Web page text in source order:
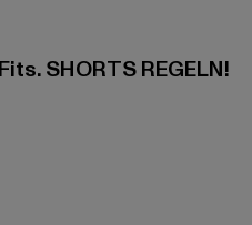
SHORTS REGELN!